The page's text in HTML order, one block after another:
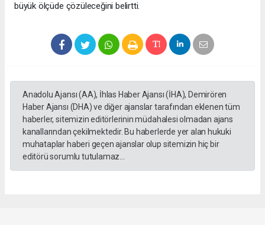
büyük ölçüde çözüleceğini belirtti.
Anadolu Ajansı (AA), İhlas Haber Ajansı (İHA), Demirören
Haber Ajansı (DHA) ve diğer ajanslar tarafından eklenen tüm
haberler, sitemizin editörlerinin müdahalesi olmadan ajans
kanallarından çekilmektedir. Bu haberlerde yer alan hukuki
muhataplar haberi geçen ajanslar olup sitemizin hiç bir
editörü sorumlu tutulamaz...